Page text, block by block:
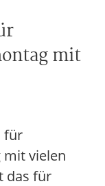
mit
für
mit vielen
das für